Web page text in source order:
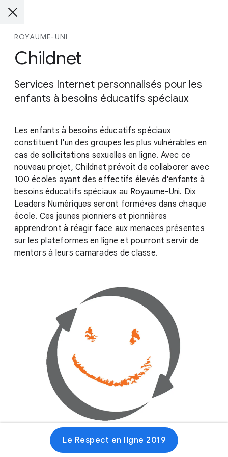
ROYAUME-UNI
Childnet
Services Internet personnalisés pour les
enfants à besoins éducatifs spéciaux
Les enfants à besoins éducatifs spéciaux
constituent l'un des groupes les plus vulnérables en
cas de sollicitations sexuelles en ligne. Avec ce
nouveau projet, Childnet prévoit de collaborer avec
100 écoles ayant des effectifs élevés d'enfants à
besoins éducatifs spéciaux au Royaume-Uni. Dix
Leaders Numériques seront formé•es dans chaque
école. Ces jeunes pionniers et pionnières
apprendront à réagir face aux menaces présentes
sur les plateformes en ligne et pourront servir de
mentors à leurs camarades de classe.
Le Respect en ligne 2019